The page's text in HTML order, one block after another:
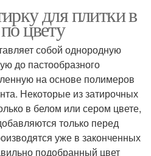
для плитки в
цвету
собой однородную
до пастообразного
на основе полимеров
Некоторые из затирочных
в белом или сером цвете,
только перед
уже в законченных
подобранный цвет